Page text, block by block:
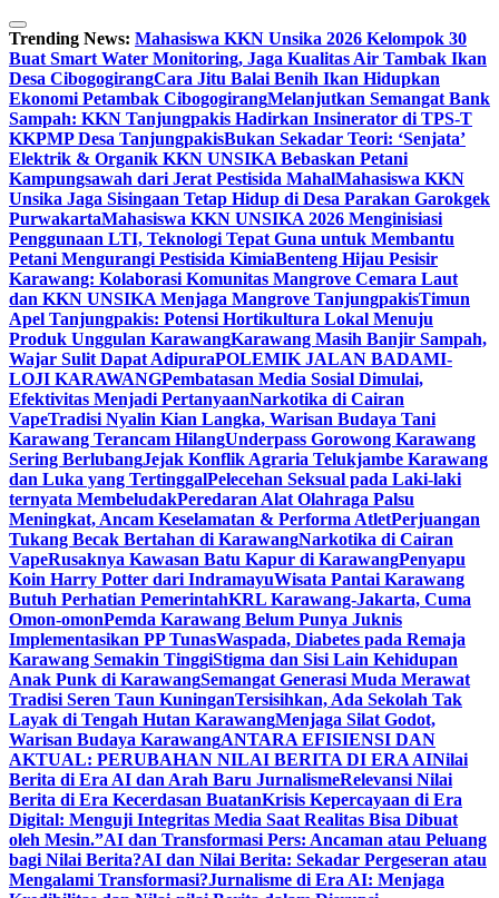
Skip
to
content
Trending News: Mahasiswa KKN Unsika 2026 Kelompok 30
Buat Smart Water Monitoring, Jaga Kualitas Air Tambak Ikan
Desa CibogogirangCara Jitu Balai Benih Ikan Hidupkan
Ekonomi Petambak CibogogirangMelanjutkan Semangat Bank
Sampah: KKN Tanjungpakis Hadirkan Insinerator di TPS-T
KKPMP Desa TanjungpakisBukan Sekadar Teori: ‘Senjata’
Elektrik & Organik KKN UNSIKA Bebaskan Petani
Kampungsawah dari Jerat Pestisida MahalMahasiswa KKN
Unsika Jaga Sisingaan Tetap Hidup di Desa Parakan Garokgek
PurwakartaMahasiswa KKN UNSIKA 2026 Menginisiasi
Penggunaan LTI, Teknologi Tepat Guna untuk Membantu
Petani Mengurangi Pestisida KimiaBenteng Hijau Pesisir
Karawang: Kolaborasi Komunitas Mangrove Cemara Laut
dan KKN UNSIKA Menjaga Mangrove TanjungpakisTimun
Apel Tanjungpakis: Potensi Hortikultura Lokal Menuju
Produk Unggulan KarawangKarawang Masih Banjir Sampah,
Wajar Sulit Dapat AdipuraPOLEMIK JALAN BADAMI-
LOJI KARAWANGPembatasan Media Sosial Dimulai,
Efektivitas Menjadi PertanyaanNarkotika di Cairan
VapeTradisi Nyalin Kian Langka, Warisan Budaya Tani
Karawang Terancam HilangUnderpass Gorowong Karawang
Sering BerlubangJejak Konflik Agraria Telukjambe Karawang
dan Luka yang TertinggalPelecehan Seksual pada Laki-laki
ternyata MembeludakPeredaran Alat Olahraga Palsu
Meningkat, Ancam Keselamatan & Performa AtletPerjuangan
Tukang Becak Bertahan di KarawangNarkotika di Cairan
VapeRusaknya Kawasan Batu Kapur di KarawangPenyapu
Koin Harry Potter dari IndramayuWisata Pantai Karawang
Butuh Perhatian PemerintahKRL Karawang-Jakarta, Cuma
Omon-omonPemda Karawang Belum Punya Juknis
Implementasikan PP TunasWaspada, Diabetes pada Remaja
Karawang Semakin TinggiStigma dan Sisi Lain Kehidupan
Anak Punk di KarawangSemangat Generasi Muda Merawat
Tradisi Seren Taun KuninganTersisihkan, Ada Sekolah Tak
Layak di Tengah Hutan KarawangMenjaga Silat Godot,
Warisan Budaya KarawangANTARA EFISIENSI DAN
AKTUAL: PERUBAHAN NILAI BERITA DI ERA AINilai
Berita di Era AI dan Arah Baru JurnalismeRelevansi Nilai
Berita di Era Kecerdasan BuatanKrisis Kepercayaan di Era
Digital: Menguji Integritas Media Saat Realitas Bisa Dibuat
oleh Mesin.”AI dan Transformasi Pers: Ancaman atau Peluang
bagi Nilai Berita?AI dan Nilai Berita: Sekadar Pergeseran atau
Mengalami Transformasi?Jurnalisme di Era AI: Menjaga